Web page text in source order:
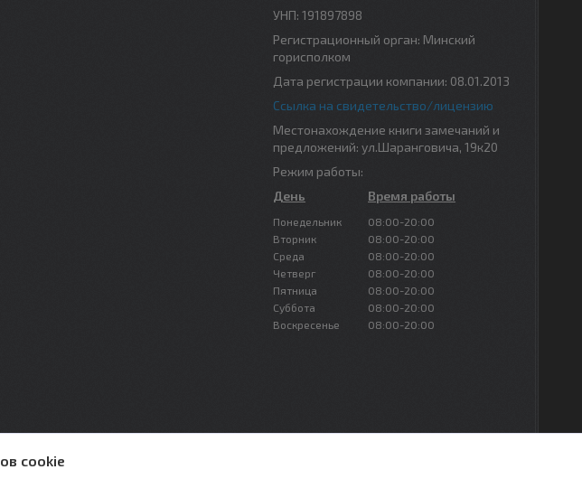
УНП: 191897898
Регистрационный орган: Минский
горисполком
Дата регистрации компании: 08.01.2013
Ссылка на свидетельство/лицензию
Местонахождение книги замечаний и
предложений: ул.Шаранговича, 19к20
Режим работы:
День
Время работы
Понедельник
08:00-20:00
Вторник
08:00-20:00
Среда
08:00-20:00
Четверг
08:00-20:00
Пятница
08:00-20:00
Суббота
08:00-20:00
Воскресенье
08:00-20:00
cookie